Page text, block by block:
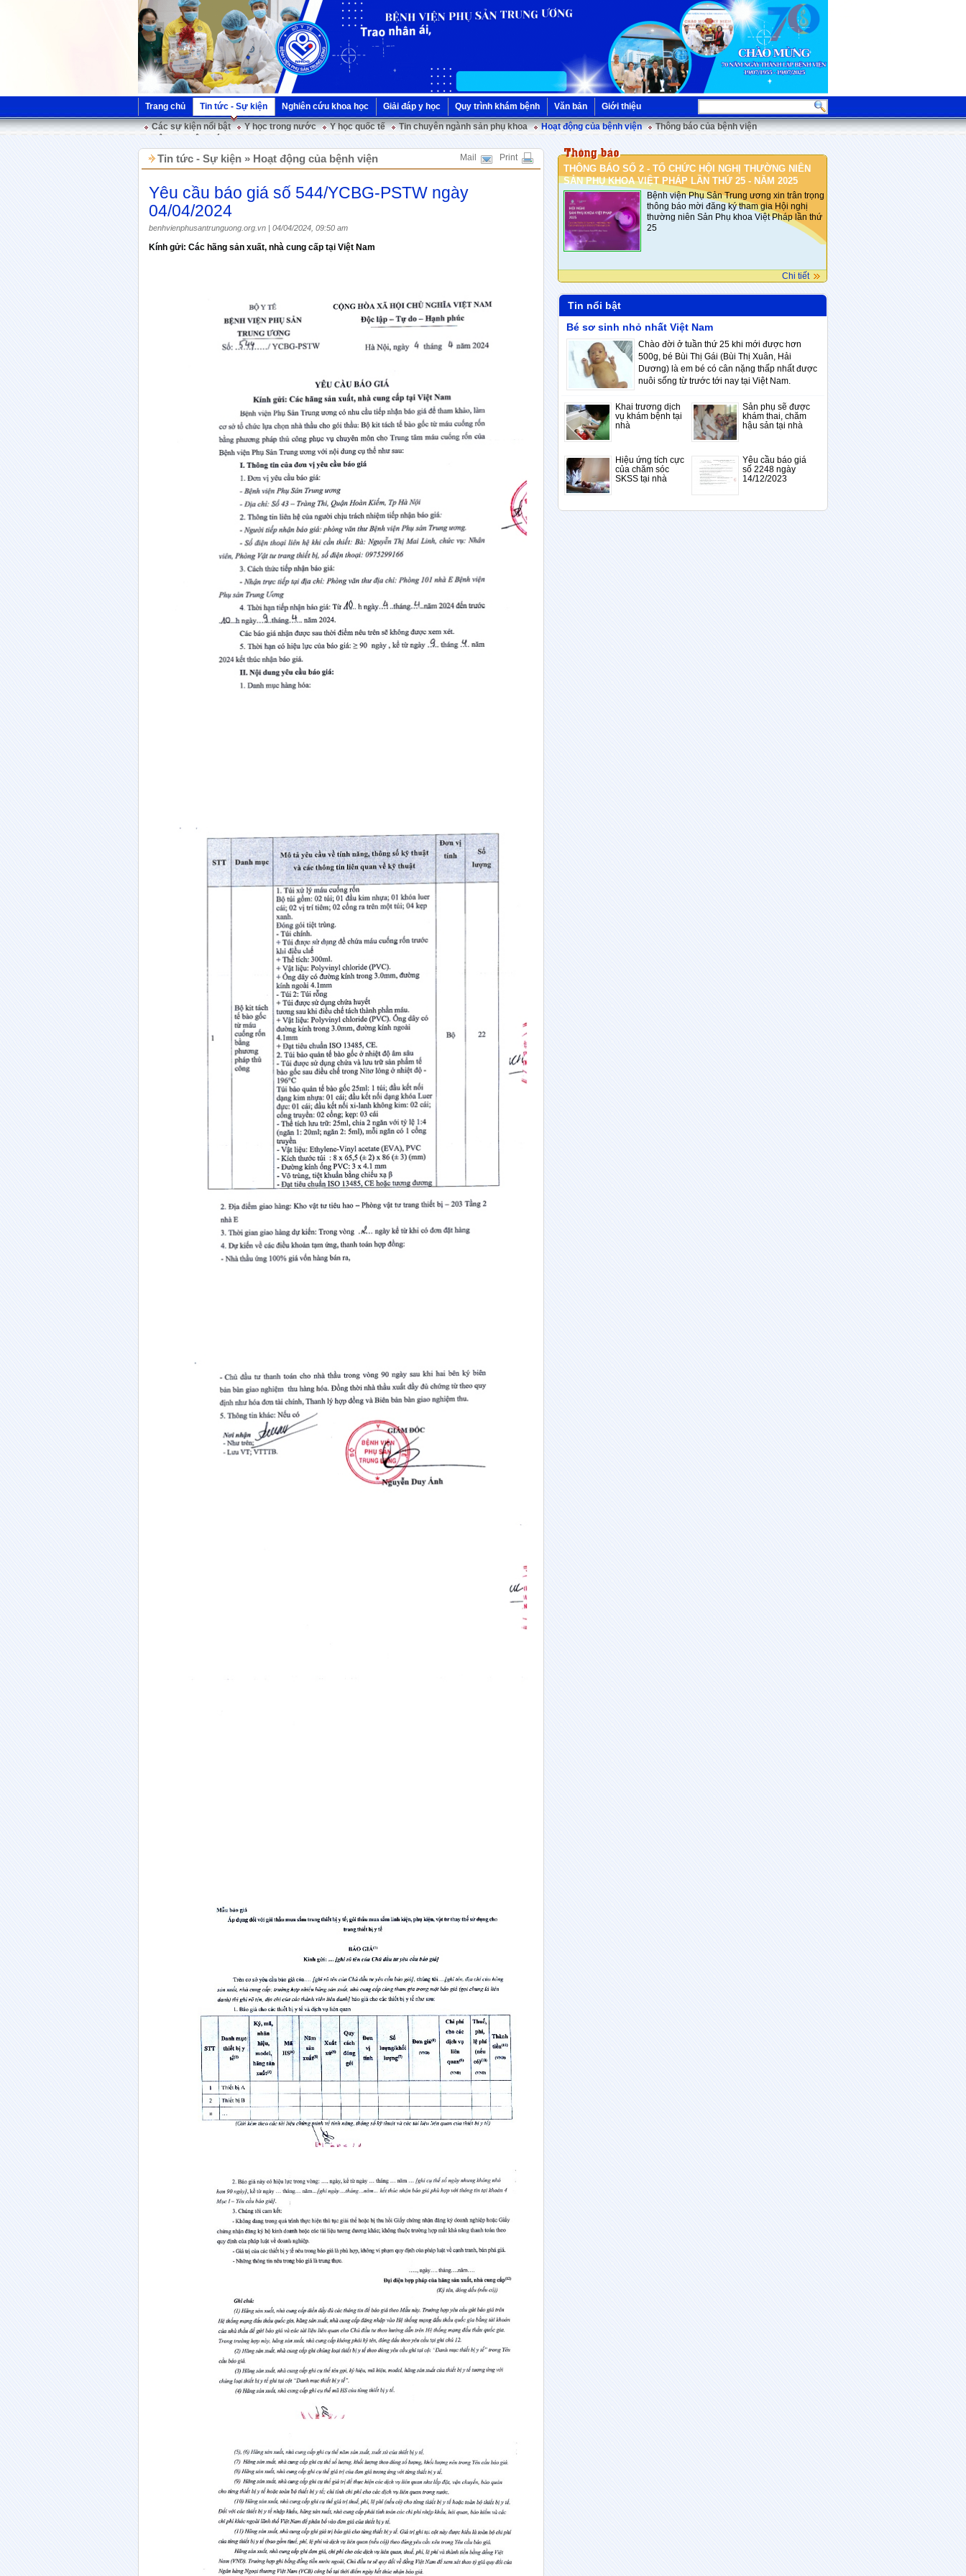
Trang chủ Tin tức - Sự kiện Nghiên cứu khoa học Giải đáp y học Quy trình khám bệnh Văn bản
Giới thiệu
Các sự kiện nổi bật
Y học trong nước Y học quốc tế Tin chuyên ngành sản phụ khoa Hoạt động của bệnh viện
Thông báo của bệnh viện
Tin tức - Sự kiện » Hoạt động của bệnh viện Mail Print
Yêu cầu báo giá số 544/YCBG-PSTW ngày
04/04/2024
benhvienphusantrunguong.org.vn | 04/04/2024, 09:50 am
Kính gửi: Các hãng sản xuất, nhà cung cấp tại Việt Nam
THÔNG BÁO SỐ 2 - TỔ CHỨC HỘI NGHỊ THƯỜNG NIÊN
SẢN PHỤ KHOA VIỆT PHÁP LẦN THỨ 25 - NĂM 2025
Bệnh viện Phụ Sản Trung ương xin trân trọng
thông báo mời đăng ký tham gia Hội nghị
thường niên Sản Phụ khoa Việt Pháp lần thứ
25
Chi tiết
Tin nổi bật
Bé sơ sinh nhỏ nhất Việt Nam
Chào đời ở tuần thứ 25 khi mới được hơn
500g, bé Bùi Thị Gái (Bùi Thị Xuân, Hải
Dương) là em bé có cân nặng thấp nhất được
nuôi sống từ trước tới nay tại Việt Nam.
Khai trương dịch
vụ khám bệnh tại
nhà
Sản phụ sẽ được
khám thai, chăm
hậu sản tại nhà
Hiệu ứng tích cực
của chăm sóc
SKSS tại nhà
Yêu cầu báo giá
số 2248 ngày
14/12/2023